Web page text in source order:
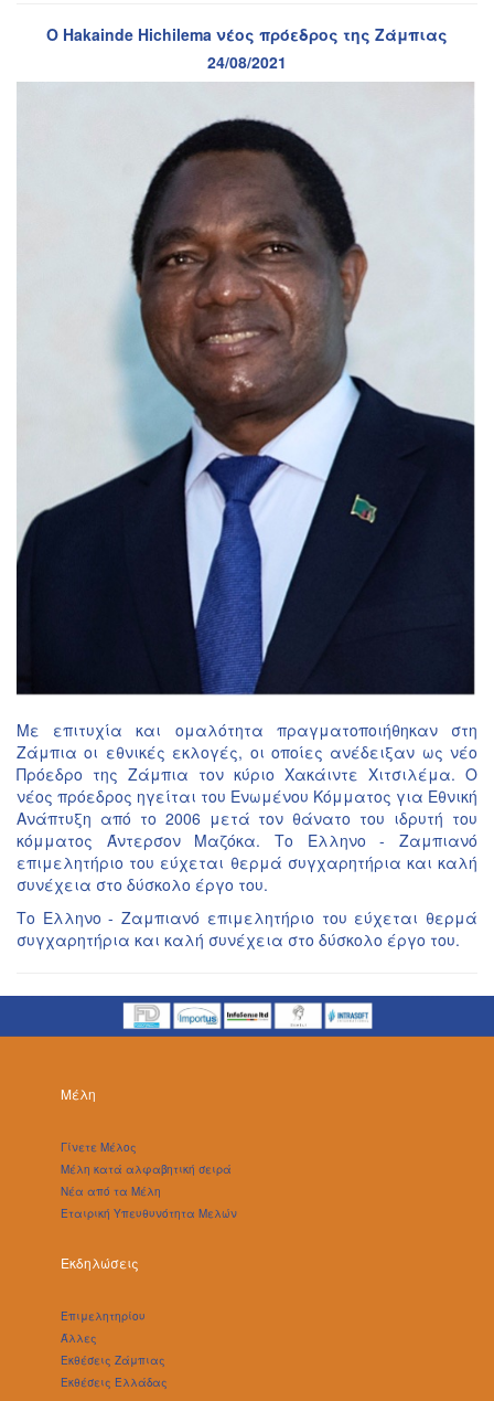
Ο Hakainde Hichilema νέος πρόεδρος της Ζάμπιας
24/08/2021
Με επιτυχία και ομαλότητα πραγματοποιήθηκαν στη
Ζάμπια οι εθνικές εκλογές, οι οποίες ανέδειξαν ως νέο
Πρόεδρο της Ζάμπια τον κύριο Χακάιντε Χιτσιλέμα. Ο
νέος πρόεδρος ηγείται του Ενωμένου Κόμματος για Εθνική
Ανάπτυξη από το 2006 μετά τον θάνατο του ιδρυτή του
κόμματος Άντερσον Μαζόκα. Το Ελληνο - Ζαμπιανό
επιμελητήριο του εύχεται θερμά συγχαρητήρια και καλή
συνέχεια στο δύσκολο έργο του.
Το Ελληνο - Ζαμπιανό επιμελητήριο του εύχεται θερμά
συγχαρητήρια και καλή συνέχεια στο δύσκολο έργο του.
Μέλη
Γίνετε Μέλος
Μέλη κατά αλφαβητική σειρά
Νέα από τα Μέλη
Εταιρική Υπευθυνότητα Μελών
Εκδηλώσεις
Επιμελητηρίου
Άλλες
Εκθέσεις Ζάμπιας
Εκθέσεις Ελλάδας